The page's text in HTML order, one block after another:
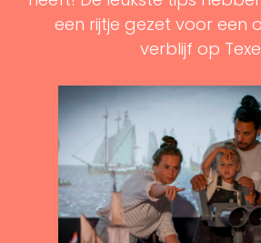
een rijtje gezet voor een
verblijf op